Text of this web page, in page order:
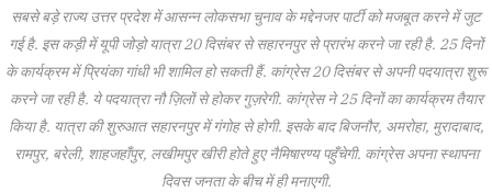
सबसे बड़े राज्य उत्तर प्रदेश में आसन्न लोकसभा चुनाव के मद्देनजर पार्टी को मजबूत करने में जुट
गई है. इस कड़ी में यूपी जोड़ो यात्रा 20 दिसंबर से सहारनपुर से प्रारंभ करने जा रही है. 25 दिनों
के कार्यक्रम में प्रियंका गांधी भी शामिल हो सकती हैं. कांग्रेस 20 दिसंबर से अपनी पदयात्रा शुरू
करने जा रही है. ये पदयात्रा नौ ज़िलों से होकर गुज़रेगी. कांग्रेस ने 25 दिनों का कार्यक्रम तैयार
किया है. यात्रा की शुरुआत सहारनपुर में गंगोह से होगी. इसके बाद बिजनौर, अमरोहा, मुरादाबाद,
रामपुर, बरेली, शाहजहाँपुर, लखीमपुर खीरी होते हुए नैमिषारण्य पहुँचेगी. कांग्रेस अपना स्थापना
दिवस जनता के बीच में ही मनाएगी.